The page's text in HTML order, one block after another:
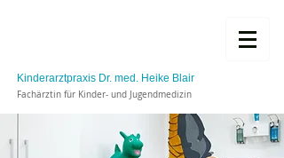
Kinderarztpraxis Dr. med. Heike Blair
Fachärztin für Kinder- und Jugendmedizin